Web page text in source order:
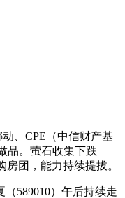
、CPE（中信财产基
品。萤石收集下跌
团，能力持续提拔。
589010）午后持续走